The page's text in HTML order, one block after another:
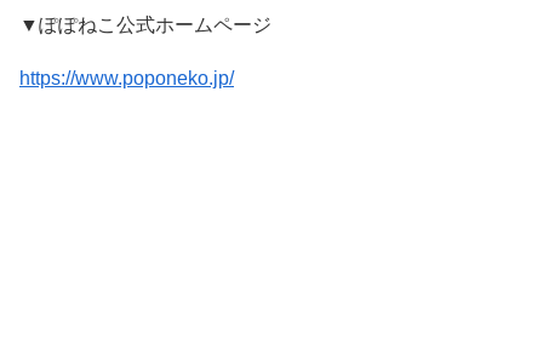
▼ぽぽねこ公式ホームページ
https://www.poponeko.jp/